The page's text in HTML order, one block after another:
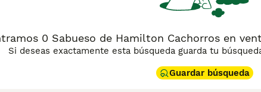
0 Sabueso de Hamilton Cachorros en
Si deseas exactamente esta búsqueda guarda tu
Guardar búsqueda